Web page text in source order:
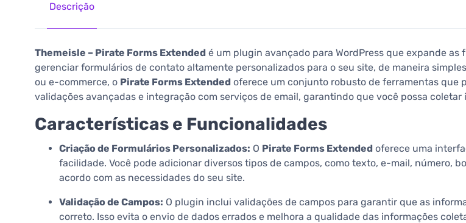
Descrição
Themeisle – Pirate Forms Extended é um plugin avançado para WordPress que expande
gerenciar formulários de contato altamente personalizados para o seu site, de maneira
ou e-commerce, o Pirate Forms Extended oferece um conjunto robusto de ferramentas que
validações avançadas e integração com serviços de email, garantindo que você possa
Características e Funcionalidades
Criação de Formulários Personalizados: O Pirate Forms Extended oferece uma
facilidade. Você pode adicionar diversos tipos de campos, como texto, e-mail, número,
acordo com as necessidades do seu site.
Validação de Campos: O plugin inclui validações de campos para garantir que as
correto. Isso evita o envio de dados errados e melhora a qualidade das informações